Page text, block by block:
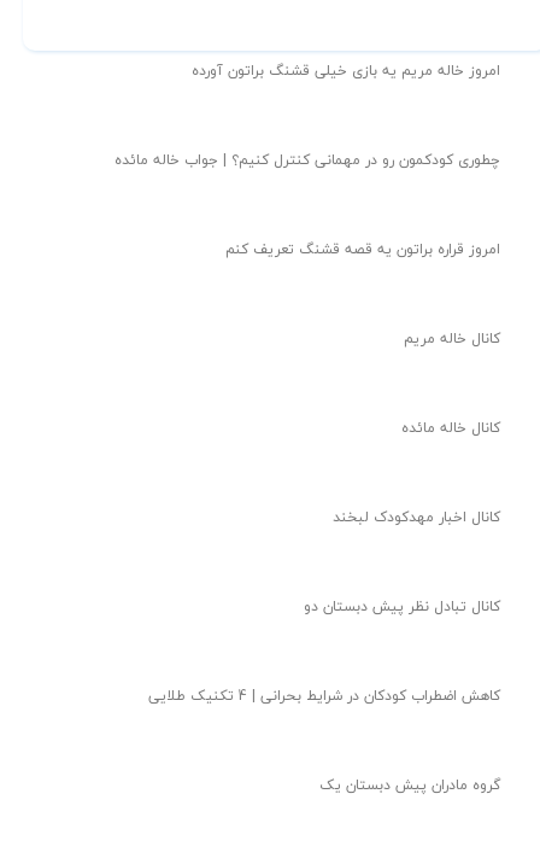
امروز خاله مریم یه بازی خیلی قشنگ براتون آورده
چطوری کودکمون رو در مهمانی کنترل کنیم؟ | جواب خاله مائده
امروز قراره براتون یه قصه قشنگ تعریف کنم
کانال خاله مریم
کانال خاله مائده
کانال اخبار مهدکودک لبخند
کانال تبادل نظر پیش دبستان دو
کاهش اضطراب کودکان در شرایط بحرانی | 4 تکنیک طلایی
گروه مادران پیش دبستان یک